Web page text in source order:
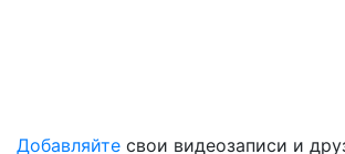
Добавляйте свои видеозаписи и